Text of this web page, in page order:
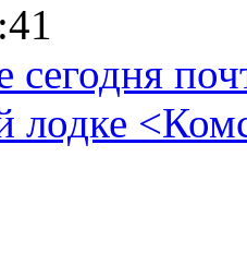
сегодня
лодке